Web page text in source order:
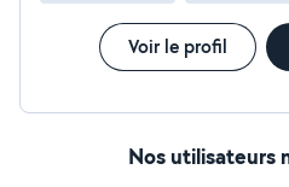
Voir le profil
Nos utilisateurs